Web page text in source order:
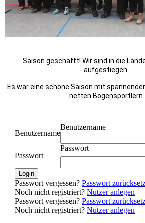
Saison geschafft! Wir sind in die
aufgestiegen.
Es war eine schöne Saison mit
netten Bogensportlern.
Benutzername
Benutzername
Passwort
Passwort
Login
Passwort vergessen? Passwort
Noch nicht registriert? Nutzer anlegen
Passwort vergessen? Passwort
Noch nicht registriert? Nutzer anlegen